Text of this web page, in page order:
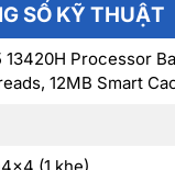
SỐ KỸ THUẬT
Processor
12MB Smart